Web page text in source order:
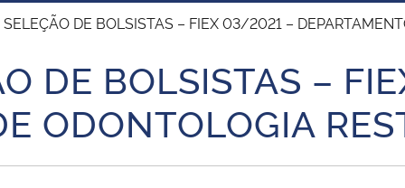
Desenvolvimento Regional
União
Advocacia-Geral da União Banco Central do Brasil
SELEÇÃO DE BOLSISTAS – FIEX 03/2021 –
DE BOLSISTAS –
ODONTOLOGIA